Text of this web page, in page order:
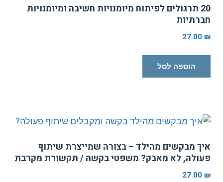
20 תרגולים לפיתוח מיומנויות חשיבה ומיומנויות
27.00
הוספה לסל
מבקשים מהילד – בצורה שמייצרת שיתוף
לא מאבק? משפטי בקשה / תקשורת מקרבת
27.00